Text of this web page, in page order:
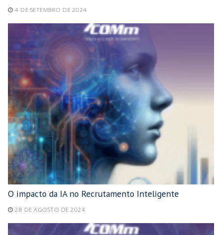
4 DE SETEMBRO DE 2024
O impacto da IA no Recrutamento Inteligente
28 DE AGOSTO DE 2024